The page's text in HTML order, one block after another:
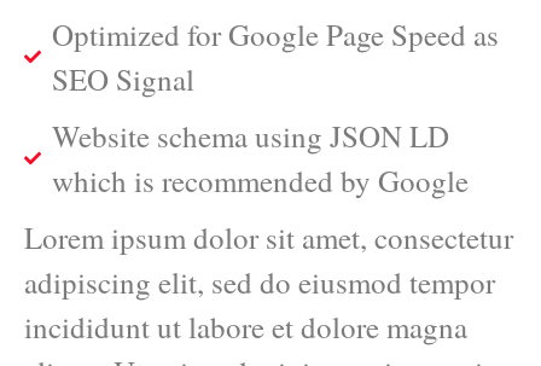
Optimized for Google Page Speed as
SEO Signal
Website schema using JSON LD
which is recommended by Google
Lorem ipsum dolor sit amet, consectetur
adipiscing elit, sed do eiusmod tempor
incididunt ut labore et dolore magna